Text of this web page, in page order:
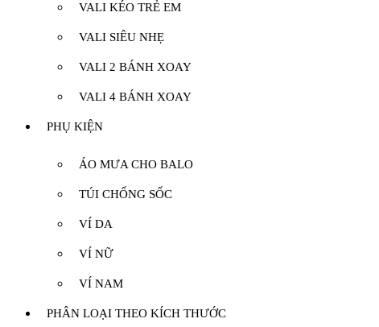
VALI KÉO TRẺ EM
VALI SIÊU NHẸ
VALI 2 BÁNH XOAY
VALI 4 BÁNH XOAY
PHỤ KIỆN
ÁO MƯA CHO BALO
TÚI CHỐNG SỐC
VÍ DA
VÍ NỮ
VÍ NAM
PHÂN LOẠI THEO KÍCH THƯỚC